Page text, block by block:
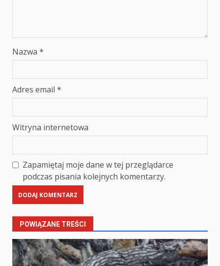
Nazwa *
Adres email *
Witryna internetowa
Zapamiętaj moje dane w tej przeglądarce
podczas pisania kolejnych komentarzy.
POWIĄZANE TREŚCI